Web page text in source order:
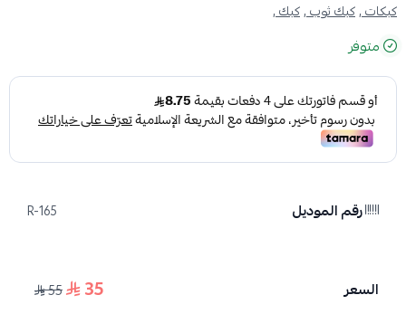
كبكات ,كبك ثوب ,كبك ,
متوفر
رقم الموديل R-165
السعر 35
55